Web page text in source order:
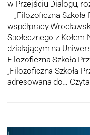
w Przejściu Dialogu,
– „Filozoficzna Szkoła
współpracy
Społecznego z
działającym na
Filozoficzna Szkoła
„Filozoficzna Szkoła
adresowana do…